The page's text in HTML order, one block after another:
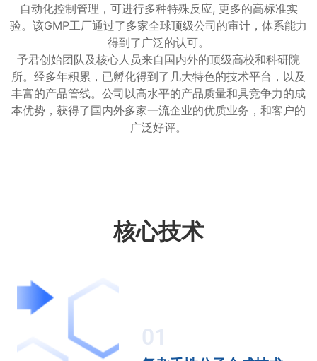
自动化控制管理，可进行多种特殊反应, 更多的高标准实
验。该GMP工厂通过了多家全球顶级公司的审计，体系能力
得到了广泛的认可。
予君创始团队及核心人员来自国内外的顶级高校和科研院
所。经多年积累，已孵化得到了几大特色的技术平台，以及
丰富的产品管线。公司以高水平的产品质量和具竞争力的成
本优势，获得了国内外多家一流企业的优质业务，和客户的
广泛好评。
核心技术
01